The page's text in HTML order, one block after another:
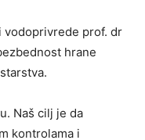
vodoprivrede prof. dr
hrane
Naš cilj je da
kontrolama i